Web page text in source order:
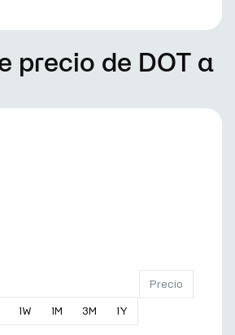
precio de DOT a
1W 1M 3M 1Y
Precio